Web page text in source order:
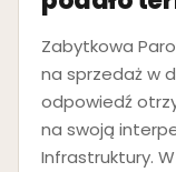
Zabytkowa
na sprzedaż w
odpowiedź
na swoją
Infrastruktury.